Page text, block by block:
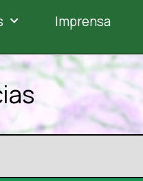
Imprensa